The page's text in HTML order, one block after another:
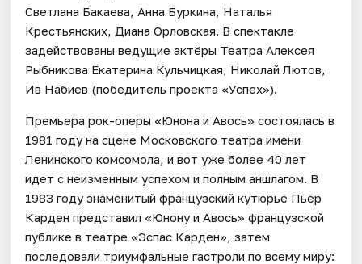
Светлана Бакаева, Анна Буркина, Наталья
Крестьянских, Диана Орловская. В спектакле
задействованы ведущие актёры Театра Алексея
Рыбникова Екатерина Кульчицкая, Николай Лютов,
Ив Набиев (победитель проекта «Успех»).
Премьера рок-оперы «Юнона и Авось» состоялась в
1981 году на сцене Московского театра имени
Ленинского комсомола, и вот уже более 40 лет
идет с неизменным успехом и полным аншлагом. В
1983 году знаменитый французский кутюрье Пьер
Карден представил «Юнону и Авось» французской
публике в театре «Эспас Карден», затем
последовали триумфальные гастроли по всему миру: